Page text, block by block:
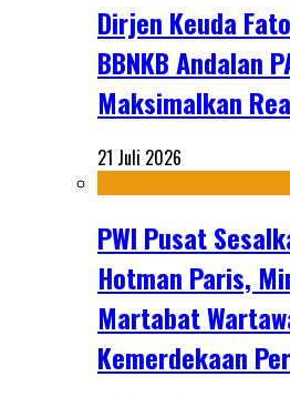
Dirjen Keuda
BBNKB Andalan
Maksimalkan
21 Juli 2026
PWI Pusat
Hotman Paris,
Martabat
Kemerdekaan